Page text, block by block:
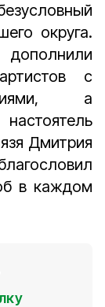
округа.
с
а
Дмитрия
в каждом